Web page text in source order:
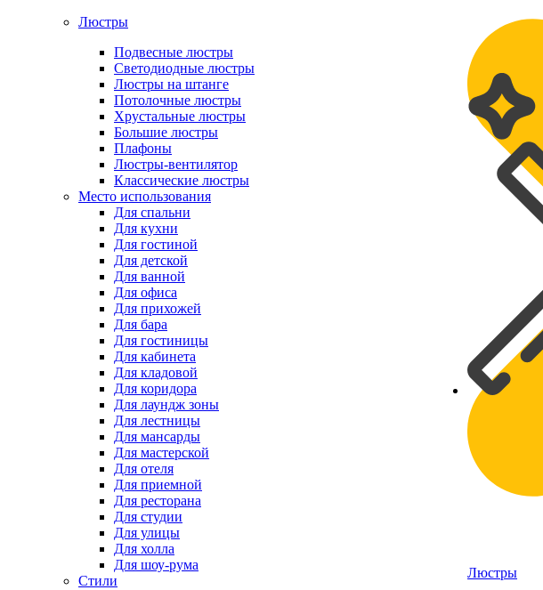
Люстры
Люстры
Подвесные люстры
Светодиодные люстры
Люстры на штанге
Потолочные люстры
Хрустальные люстры
Большие люстры
Плафоны
Люстры-вентилятор
Классические люстры
Место использования
Для спальни
Для кухни
Для гостиной
Для детской
Для ванной
Для офиса
Для прихожей
Для бара
Для гостиницы
Для кабинета
Для кладовой
Для коридора
Для лаундж зоны
Для лестницы
Для мансарды
Для мастерской
Для отеля
Для приемной
Для ресторана
Для студии
Для улицы
Для холла
Для шоу-рума
Стили